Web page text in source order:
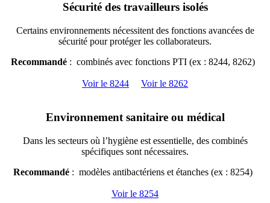
Sécurité des travailleurs isolés
Certains environnements nécessitent des fonctions avancées de
sécurité pour protéger les collaborateurs.
Recommandé: combinés avec fonctions PTI (ex : 8244, 8262)
Voir le 8244 Voir le 8262
Environnement sanitaire ou médical
Dans les secteurs où l’hygiène est essentielle, des combinés
spécifiques sont nécessaires.
Recommandé: modèles antibactériens et étanches (ex : 8254)
Voir le 8254